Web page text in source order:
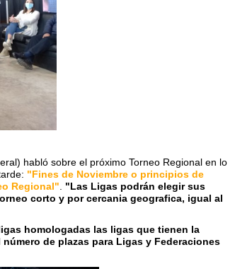
habló sobre el próximo Torneo Regional en lo
"Fines de Noviembre o principios de
Regional"
"Las Ligas podrán elegir sus
corto y por cercania geografica, igual al
homologadas las ligas que tienen la
de plazas para Ligas y Federaciones